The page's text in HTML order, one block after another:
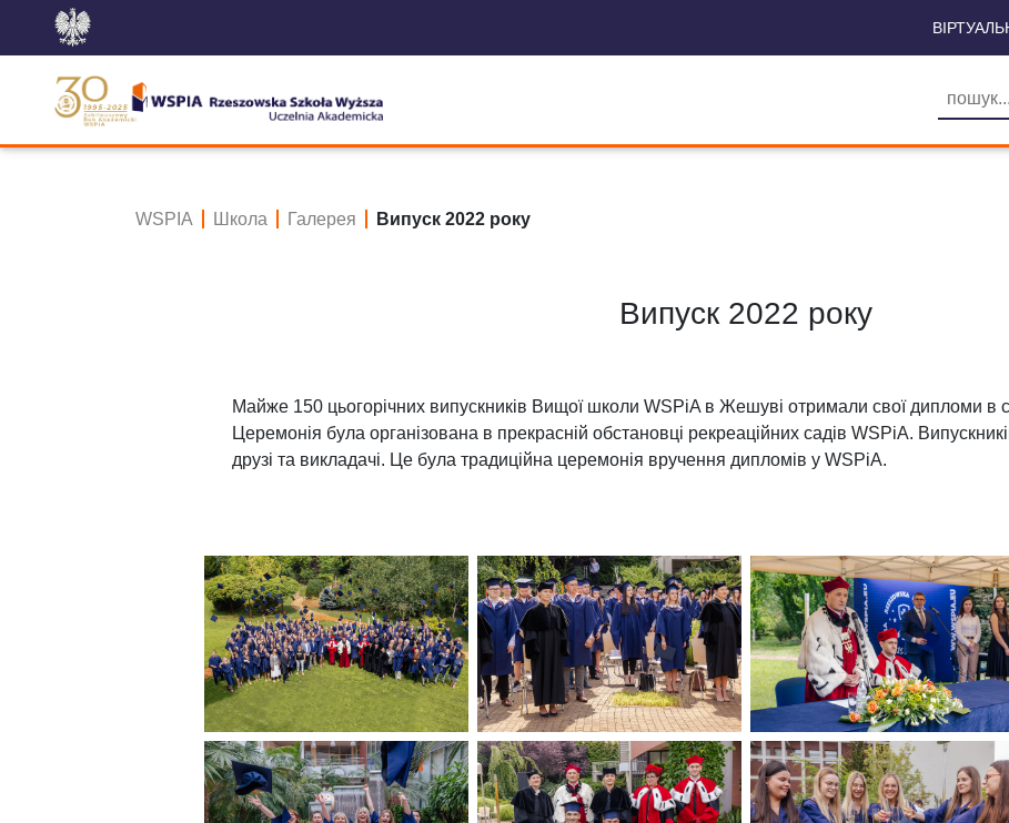
WSPIA Школа Галерея Випуск 2022 року
Випуск 2022 року
Майже 150 цьогорічних випускників Вищої школи WSPiA в Жешуві отримали свої дипломи в
Церемонія була організована в прекрасній обстановці рекреаційних садів WSPiA.
друзі та викладачі. Це була традиційна церемонія вручення дипломів у WSPiA.